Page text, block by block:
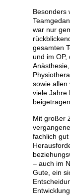
Besonders
war nur
gesamten
und im OP,
sowie allen
viele Jahre
Mit großer
fachlich
– auch im
Gute, ein